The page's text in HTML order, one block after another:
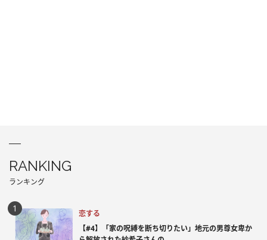
RANKING
ランキング
恋する
【#4】「家の呪縛を断ち切りたい」地元の男尊女卑か